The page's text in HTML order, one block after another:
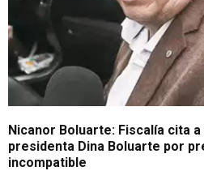
Nicanor Boluarte: Fiscalía cita
presidenta Dina Boluarte por
incompatible